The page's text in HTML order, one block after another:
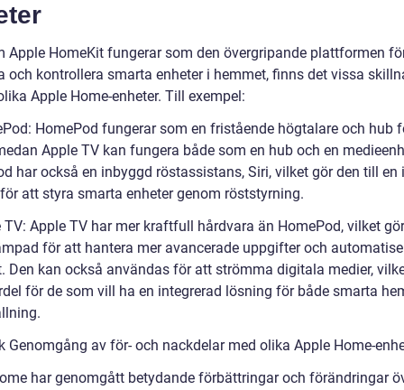
Apple HomeKit fungerar som den övergripande plattformen
och kontrollera smarta enheter i hemmet, finns det vissa
Apple Home-enheter. Till exempel:
HomePod fungerar som en fristående högtalare och hub
Apple TV kan fungera både som en hub och en
har också en inbyggd röstassistans, Siri, vilket gör den till en
att styra smarta enheter genom röststyrning.
TV: Apple TV har mer kraftfull hårdvara än HomePod, vilket
för att hantera mer avancerade uppgifter och
Den kan också användas för att strömma digitala medier,
för de som vill ha en integrerad lösning för både smarta
Genomgång av för- och nackdelar med olika Apple Home-
har genomgått betydande förbättringar och förändringar